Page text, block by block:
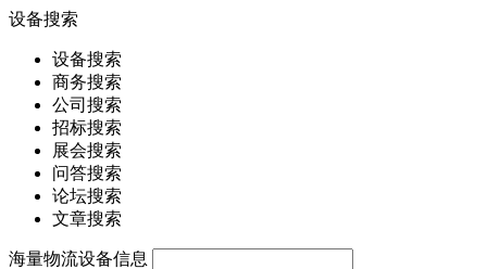
设备搜索
设备搜索
商务搜索
公司搜索
招标搜索
展会搜索
问答搜索
论坛搜索
文章搜索
海量物流设备信息